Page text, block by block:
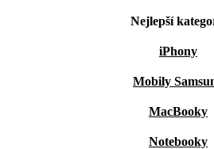
Nejlepší
iPhony
Mobily
MacBooky
Notebooky